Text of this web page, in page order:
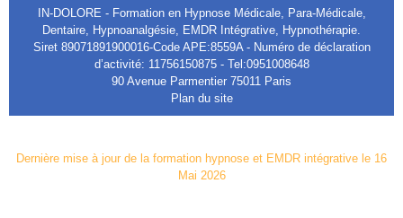
IN-DOLORE - Formation en Hypnose Médicale, Para-Médicale,
Dentaire, Hypnoanalgésie, EMDR Intégrative, Hypnothérapie.
Siret 89071891900016-Code APE:8559A - Numéro de déclaration
d’activité: 11756150875 - Tel:0951008648
90 Avenue Parmentier 75011 Paris
Plan du site
Dernière mise à jour de la formation hypnose et EMDR intégrative le 16
Mai 2026